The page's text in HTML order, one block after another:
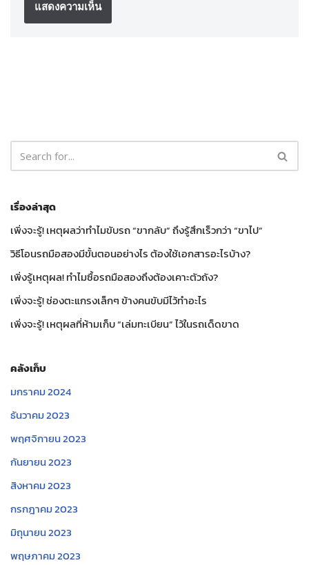
เรื่องล่าสุด
เพิ่งจะรู้! เหตุผลว่าทำไมขับรถ “ขากลับ” ถึงรู้สึกเร็วกว่า “ขาไป”
วิธีโอนรถมือสองมีขั้นตอนอย่างไร ต้องใช้เอกสารอะไรบ้าง?
เพิ่งรู้เหตุผล! ทำไมซื้อรถมือสองถึงต้องเคาะตัวถัง?
เพิ่งจะรู้! ช่องตะแกรงเล็กๆ ข้างคนขับมีไว้ทำอะไร
เพิ่งจะรู้! เหตุผลที่ห้ามเก็บ “เล่มทะเบียน” ไว้ในรถเด็ดขาด
คลังเก็บ
มกราคม 2024
ธันวาคม 2023
พฤศจิกายน 2023
กันยายน 2023
สิงหาคม 2023
กรกฎาคม 2023
มิถุนายน 2023
พฤษภาคม 2023